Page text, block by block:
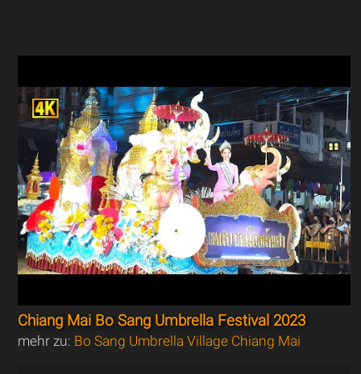
Chiang Mai Bo Sang Umbrella Festival 2023
mehr zu: Bo Sang Umbrella Village Chiang Mai